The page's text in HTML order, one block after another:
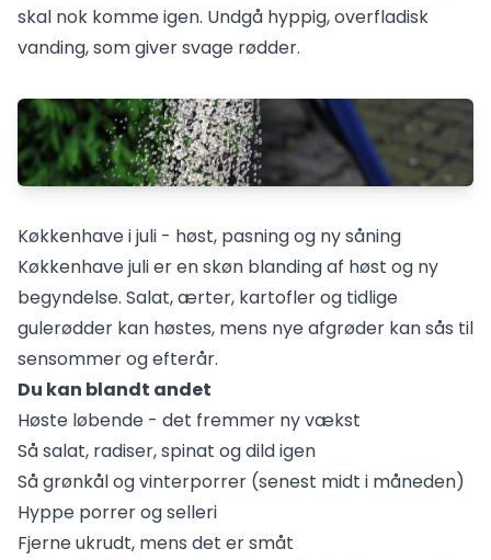
skal nok komme igen. Undgå hyppig, overfladisk
vanding, som giver svage rødder.
Køkkenhave i juli - høst, pasning og ny såning
Køkkenhave juli er en skøn blanding af høst og ny
begyndelse. Salat, ærter, kartofler og tidlige
gulerødder kan høstes, mens nye afgrøder kan sås til
sensommer og efterår.
Du kan blandt andet
Høste løbende - det fremmer ny vækst
Så salat, radiser, spinat og dild igen
Så grønkål og vinterporrer (senest midt i måneden)
Hyppe porrer og selleri
Fjerne ukrudt, mens det er småt